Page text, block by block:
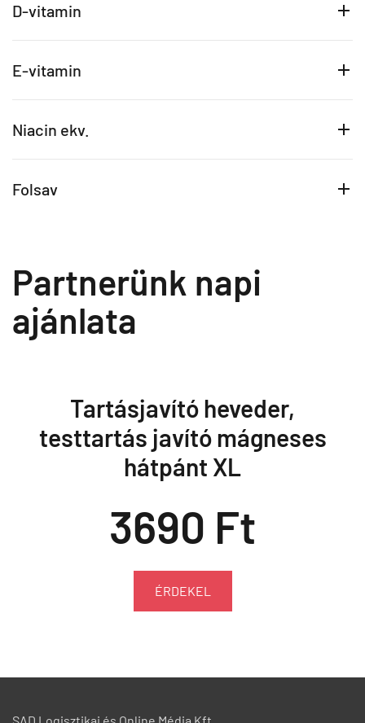
D-vitamin
E-vitamin
Niacin ekv.
Folsav
Partnerünk napi
ajánlata
Tartásjavító heveder,
testtartás javító mágneses
hátpánt XL
3690 Ft
ÉRDEKEL